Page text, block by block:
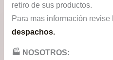
retiro de sus productos.
Para mas información revise
despachos.
🏭​ NOSOTROS: